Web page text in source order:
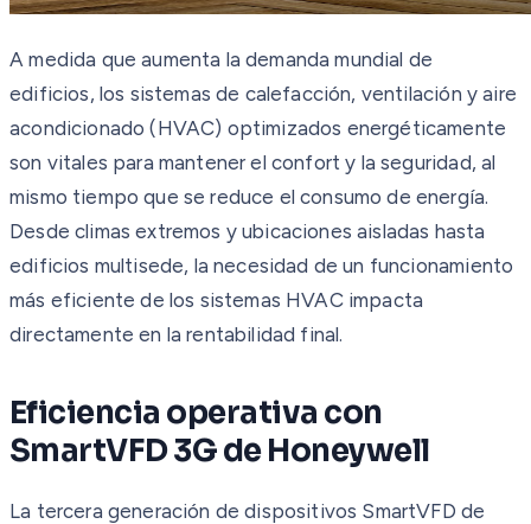
A medida que aumenta la demanda mundial de
edificios, los sistemas de calefacción, ventilación y aire
acondicionado (HVAC) optimizados energéticamente
son vitales para mantener el confort y la seguridad, al
mismo tiempo que se reduce el consumo de energía.
Desde climas extremos y ubicaciones aisladas hasta
edificios multisede, la necesidad de un funcionamiento
más eficiente de los sistemas HVAC impacta
directamente en la rentabilidad final.
Eficiencia operativa con
SmartVFD 3G de Honeywell
La tercera generación de dispositivos SmartVFD de